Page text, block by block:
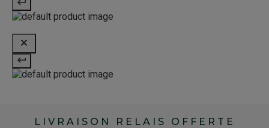
LIVRAISON RELAIS OFFERTE